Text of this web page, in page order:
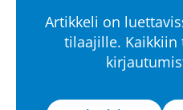
Artikkeli on
tilaajille. Kaikkiin